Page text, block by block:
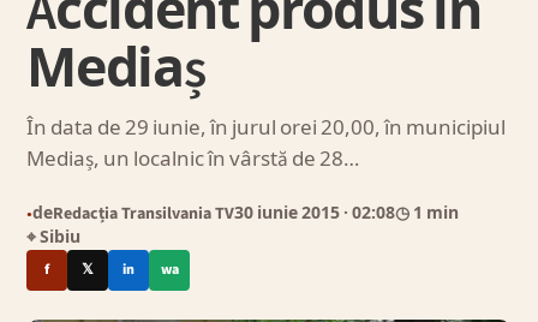
Mediaș
În data de 29 iunie, în jurul orei 20,00, în municipiul
Mediaș, un localnic în vârstă de 28…
●deRedacția Transilvania TV30 iunie 2015 · 02:08◷ 1 min
⌖ Sibiu
f 𝕏 in wa